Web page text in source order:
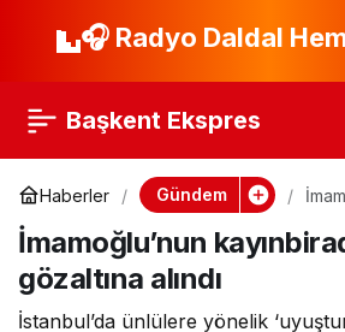
🎧 Radyo Daldal
Başkent Ekspres
Haberler Gündem
alındı
İmamoğlu’nun
gözaltına alındı
İstanbul’da ünlülere yönelik
SON DAKİKA |
büyüklüğünde
korkutan deprem!
AFAD duyurdu